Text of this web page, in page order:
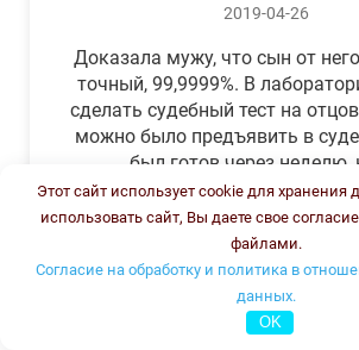
2019-04-26
Доказала мужу, что сын от
точный, 99,9999%. В
сделать судебный тест на
можно было предъявить в
был готов через неделю,
обещали.Теперь муж бегает и
Этот сайт использует cookie для
использовать сайт, Вы даете свое
файлами.
Согласие на обработку и политика в
данных.
OK